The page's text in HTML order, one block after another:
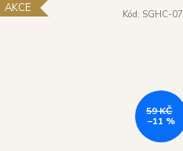
AKCE
59 KČ
–11 %
Kód: SGHC-07